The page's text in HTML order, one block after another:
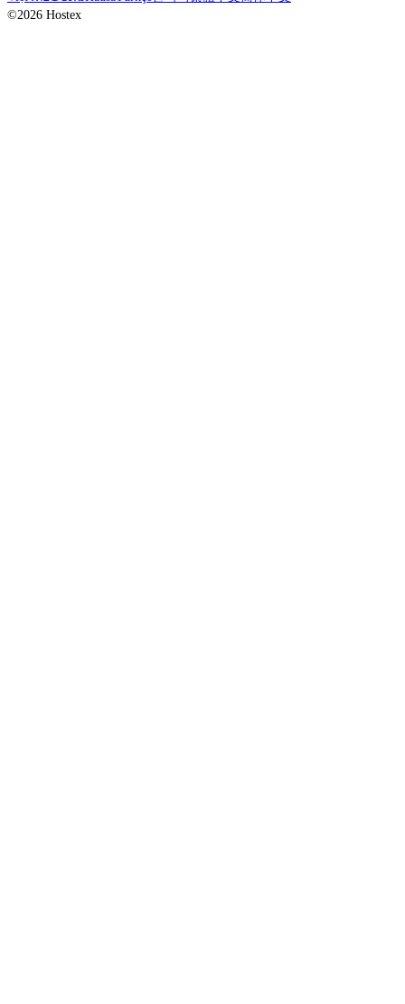
©2026 Hostex